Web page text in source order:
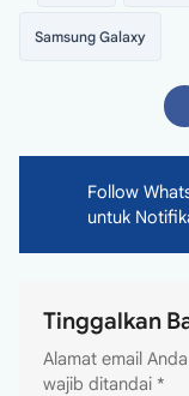
Samsung Galaxy
Follow
untuk
Tinggalkan
Alamat email
wajib ditandai *